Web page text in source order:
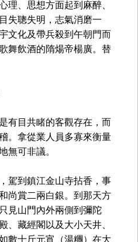
理、思想方面起到麻醉、
失聰失明，志氣消磨一
文化及帶兵殺到午朝門而
舞飲酒的隋煬帝楊廣。替
有目共睹的客觀存在，而
。拿從業人員多寡來衡量
地無可非議。
駕到鎮江金山寺拈香，事
尚賞二兩白銀。到那天方
見山門內外兩側到彌陀
、藏經閣以及大小天井、
數十斤元宵（湯糰）在大